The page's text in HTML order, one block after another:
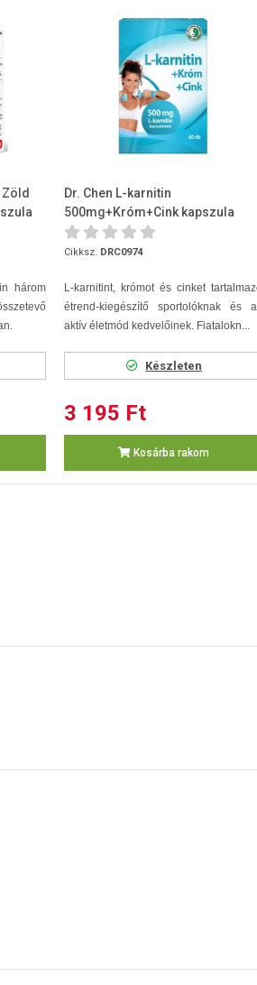
Zöld
három
Dr. Chen L-karnitin
500mg+Króm+Cink kapszula
60db
Cikksz. DRC0974
L-karnitint, krómot és cinket
étrend-kiegészítő sportolóknak és
aktív életmód kedvelőinek. Fiatalokn...
Készleten
3 195 Ft
Kosárba rakom